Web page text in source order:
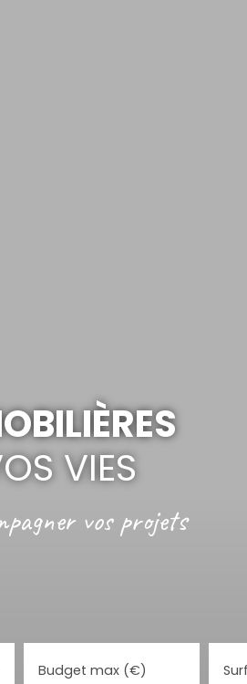
VIES
vos projets
Budget max (€)